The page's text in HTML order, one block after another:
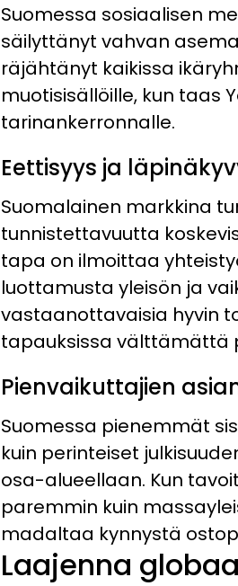
Suomessa sosiaalisen
säilyttänyt vahvan
räjähtänyt kaikissa
muotisisällöille, kun taas
tarinankerronnalle.
Eettisyys ja
Suomalainen markkina
tunnistettavuutta
tapa on ilmoittaa
luottamusta yleisön ja
vastaanottavaisia hyvin
tapauksissa välttämättä
Pienvaikuttajien
Suomessa pienemmät
kuin perinteiset
osa-alueellaan. Kun
paremmin kuin
madaltaa kynnystä
Laajenna